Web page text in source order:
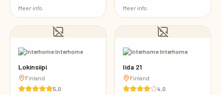
Meer info Meer info
·Interhome
Lokinsiipi
Finland
5,0
·Interhome
Iida 21
Finland
4,0